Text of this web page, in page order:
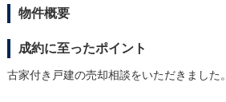
物件概要
成約に至ったポイント
古家付き戸建の売却相談をいただきました。